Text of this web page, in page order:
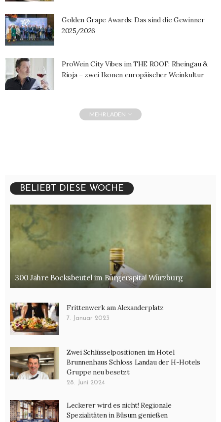
Golden Grape Awards: Das sind die Gewinner
2025/2026
ProWein City Vibes im THE ROOF: Rheingau &
Rioja – zwei Ikonen europäischer Weinkultur
MEHR LADEN
BELIEBT DIESE WOCHE
300 Jahre Bocksbeutel im Bürgerspital Würzburg
Frittenwerk am Alexanderplatz
7. Januar 2023
Zwei Schlüsselpositionen im Hotel
Brunnenhaus Schloss Landau der H-Hotels
Gruppe neu besetzt
28. Juni 2024
Leckerer wird es nicht! Regionale
Spezialitäten in Büsum genießen